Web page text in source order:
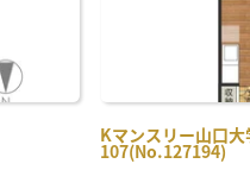
Kマンスリー山口
107(No.127194)